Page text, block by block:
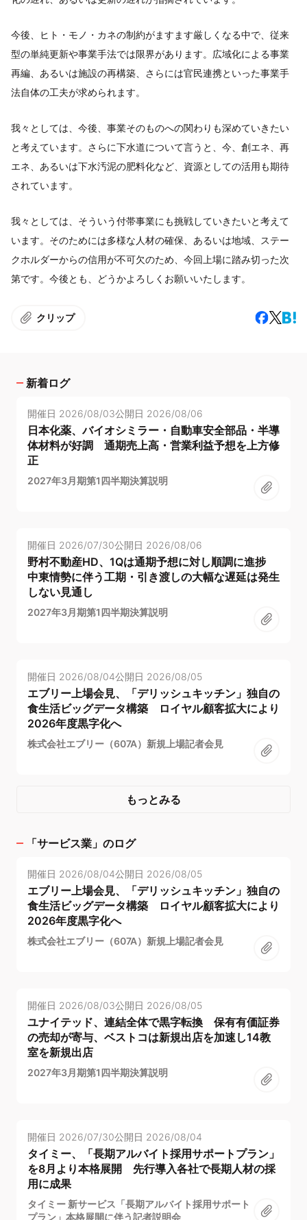
今後、ヒト・モノ・カネの制約がますます厳しくなる中で、従来
型の単純更新や事業手法では限界があります。広域化による事業
再編、あるいは施設の再構築、さらには官民連携といった事業手
法自体の工夫が求められます。
我々としては、今後、事業そのものへの関わりも深めていきたい
と考えています。さらに下水道について言うと、今、創エネ、再
エネ、あるいは下水汚泥の肥料化など、資源としての活用も期待
されています。
我々としては、そういう付帯事業にも挑戦していきたいと考えて
います。そのためには多様な人材の確保、あるいは地域、ステー
クホルダーからの信用が不可欠のため、今回上場に踏み切った次
第です。今後とも、どうかよろしくお願いいたします。
クリップ
新着ログ
開催日 2026/08/03公開日 2026/08/06
日本化薬、バイオシミラー・自動車安全部品・半導
体材料が好調 通期売上高・営業利益予想を上方修
正
2027年3月期第1四半期決算説明
開催日 2026/07/30公開日 2026/08/06
野村不動産HD、1Qは通期予想に対し順調に進捗
中東情勢に伴う工期・引き渡しの大幅な遅延は発生
しない見通し
2027年3月期第1四半期決算説明
開催日 2026/08/04公開日 2026/08/05
エブリー上場会見、「デリッシュキッチン」独自の
食生活ビッグデータ構築 ロイヤル顧客拡大により
2026年度黒字化へ
株式会社エブリー（607A）新規上場記者会見
もっとみる
「サービス業 」のログ
開催日 2026/08/04公開日 2026/08/05
エブリー上場会見、「デリッシュキッチン」独自の
食生活ビッグデータ構築 ロイヤル顧客拡大により
2026年度黒字化へ
株式会社エブリー（607A）新規上場記者会見
開催日 2026/08/03公開日 2026/08/05
ユナイテッド、連結全体で黒字転換 保有有価証券
の売却が寄与、ベストコは新規出店を加速し14教
室を新規出店
2027年3月期第1四半期決算説明
開催日 2026/07/30公開日 2026/08/04
タイミー、「長期アルバイト採用サポートプラン」
を8月より本格展開 先行導入各社で長期人材の採
用に成果
タイミー 新サービス「長期アルバイト採用サポート
プラン」本格展開に伴う記者説明会